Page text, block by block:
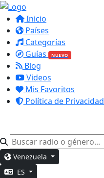
Inicio
Países
Categorías
Guías
NUEVO
Blog
Videos
Mis Favoritos
Política de Privacidad
Venezuela
ES